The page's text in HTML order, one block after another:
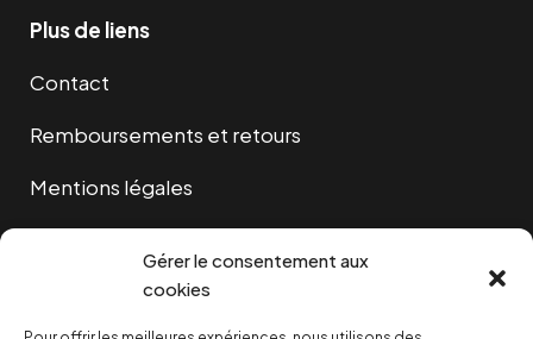
Gérer le consentement aux
cookies
Plus de liens
Contact
Remboursements et retours
Mentions légales